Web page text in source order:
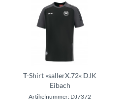
T-Shirt »sallerX.72« DJK
Eibach
Artikelnummer: DJ7372